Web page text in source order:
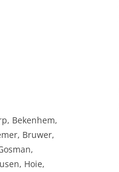
Bekenhem,
Bruwer,
Hoie,